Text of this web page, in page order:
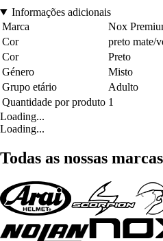
Informações adicionais
Marca
Nox
Cor
preto mate/
Cor
Preto
Género
Misto
Grupo etário
Adulto
Quantidade por produto 1
Loading...
Loading...
Todas as nossas marcas